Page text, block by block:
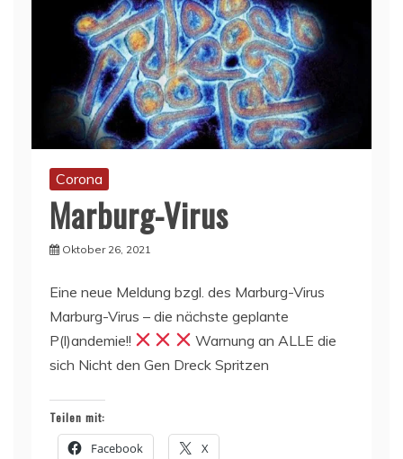
Corona
Marburg-Virus
Oktober 26, 2021
Eine neue Meldung bzgl. des Marburg-Virus
Marburg-Virus – die nächste geplante
P(l)andemie!!
Warnung an ALLE die
sich Nicht den Gen Dreck Spritzen
Teilen mit:
Facebook X